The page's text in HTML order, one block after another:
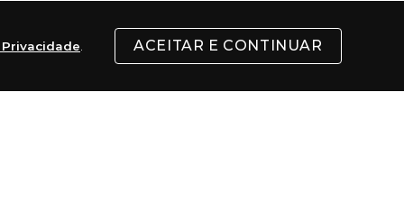
ACEITAR E CONTINUAR